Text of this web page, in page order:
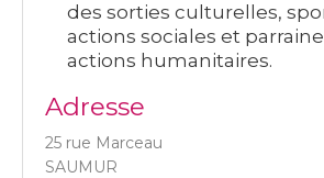
des sorties culturelles,
actions sociales et
actions humanitaires.
Adresse
25 rue Marceau
SAUMUR